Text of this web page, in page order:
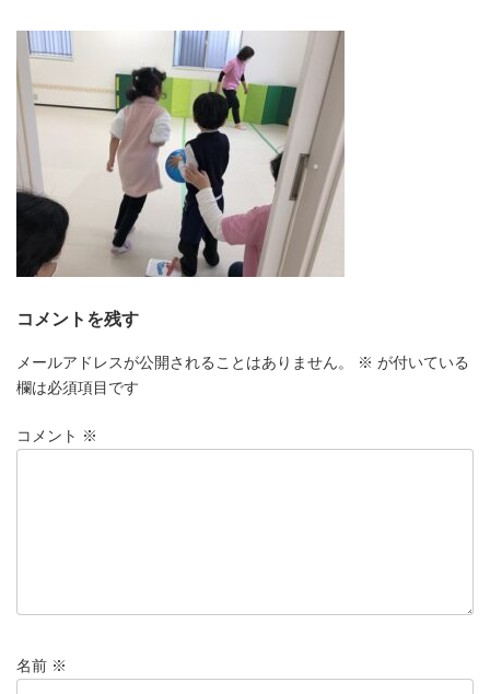
時
:
コメントを残す
メールアドレスが公開されることはありません。 ※ が付いている
欄は必須項目です
コメント ※
名前 ※